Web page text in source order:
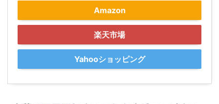
Amazon
楽天市場
Yahooショッピング